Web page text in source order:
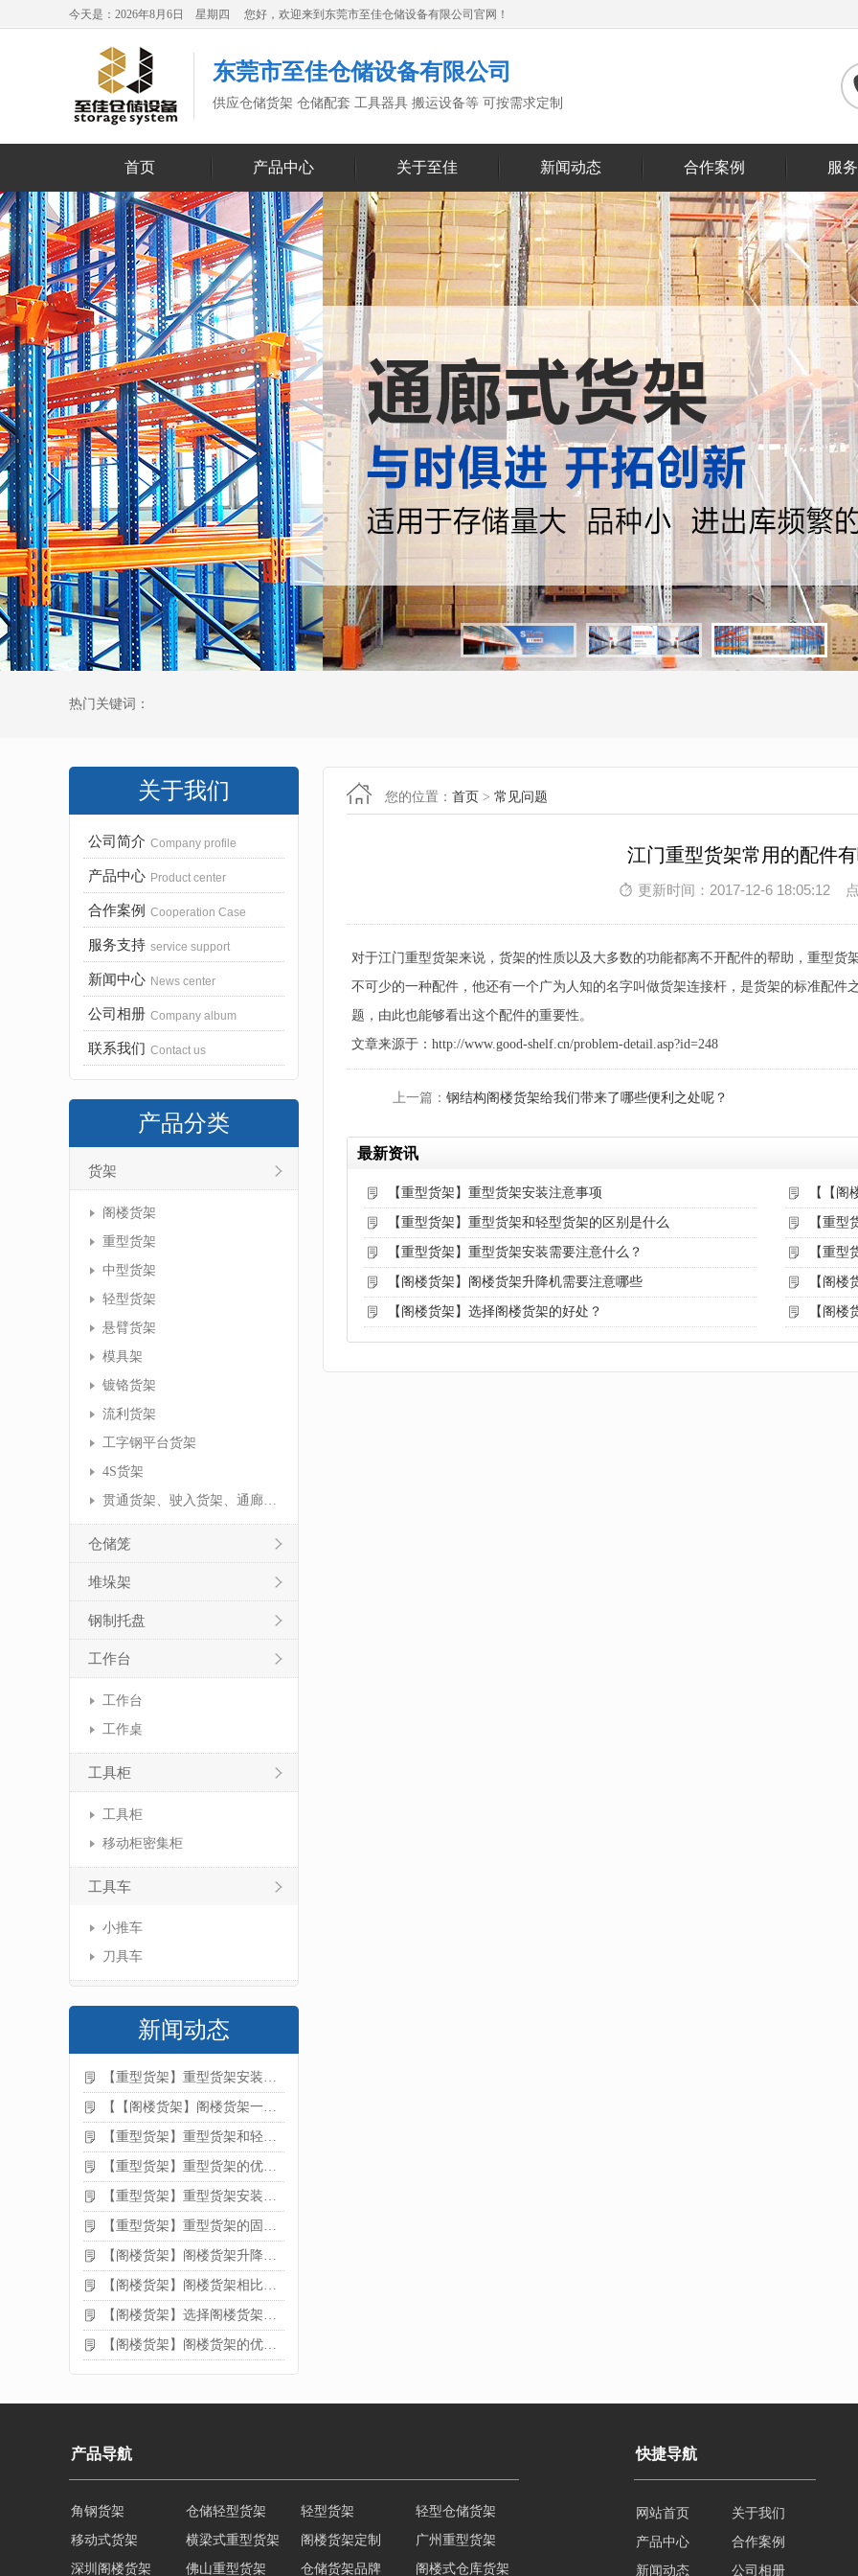
今天是：2026年8月6日 星期四 您好，欢迎来到东莞市至佳仓储设备有限公司官网！
东莞市至佳仓储设备有限公司
供应仓储货架 仓储配套 工具器具 搬运设备等 可按需求定制
首页 产品中心 关于至佳 新闻动态 合作案例 服
热门关键词：
关于我们
公司简介 Company profile
产品中心 Product center
合作案例 Cooperation Case
服务支持 service support
新闻中心 News center
公司相册 Company album
联系我们 Contact us
产品分类
货架
阁楼货架
重型货架
中型货架
轻型货架
悬臂货架
模具架
镀铬货架
流利货架
工字钢平台货架
4S货架
贯通货架、驶入货架、通廊货架
仓储笼
堆垛架
钢制托盘
工作台
工作台
工作桌
工具柜
工具柜
移动柜密集柜
工具车
小推车
刀具车
新闻动态
【重型货架】重型货架安装注意事项
【【阁楼货架】阁楼货架一般有哪些用途
【重型货架】重型货架和轻型货架的区别是什么
【重型货架】重型货架的优缺点
【重型货架】重型货架安装需要注意什么？
【重型货架】重型货架的固定方法
【阁楼货架】阁楼货架升降机需要注意哪些
【阁楼货架】阁楼货架相比传统货架的优势是什么
【阁楼货架】选择阁楼货架的好处？
【阁楼货架】阁楼货架的优点是什么
您的位置： 首页 > 常见问题
江门重型货架常用的配件
更新时间：2017-12-6 18:05:12
对于江门重型货架来说，货架的性质以及大多数的功能都离不开配件的帮助，重型货
不可少的一种配件，他还有一个广为人知的名字叫做货架连接杆，是货架的标准配件
题，由此也能够看出这个配件的重要性。
文章来源于：http://www.good-shelf.cn/problem-detail.asp?id=248
上一篇： 钢结构阁楼货架给我们带来了哪些便利之处呢？
最新资讯
【重型货架】重型货架安装注意事项 【【阁
【重型货架】重型货架和轻型货架的区别是什么 【重型
【重型货架】重型货架安装需要注意什么？ 【重型
【阁楼货架】阁楼货架升降机需要注意哪些 【阁
【阁楼货架】选择阁楼货架的好处？ 【阁楼
产品导航
移动式货架 横梁式重型货架 阁楼货架定制
广州重型货架
深圳阁楼货架
佛山重型货架 仓储货架品牌
阁楼式仓库货架
仓储货架
重型阁楼货架 东莞重型货架 阁楼平台货架
快捷导航
网站首页
关于我们
产品中心
合作案例
新闻动态
公司相册